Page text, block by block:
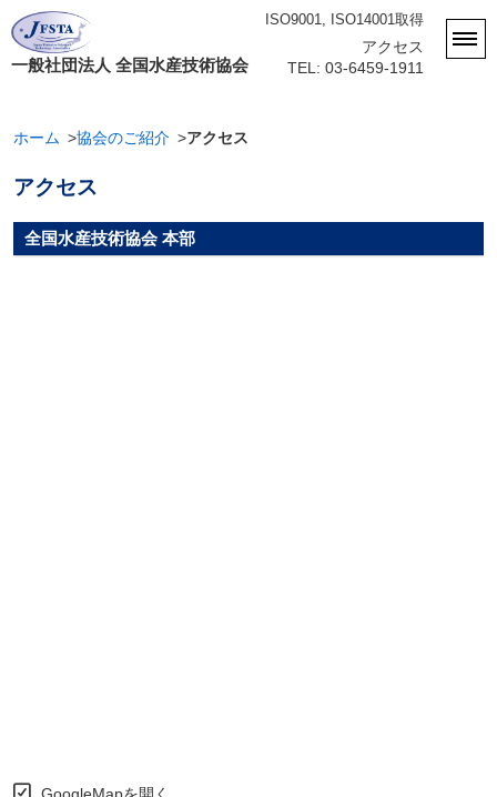
一般社団法人 全国水産技術協会
ISO9001, ISO14001取得
アクセス
TEL: 03-6459-1911
ホーム 協会のご紹介 アクセス
アクセス
全国水産技術協会 本部
GoogleMapを開く